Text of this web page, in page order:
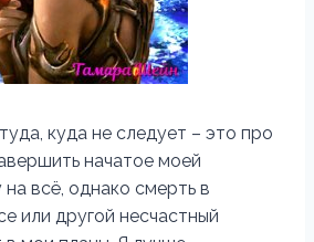
куда не следует – это про
начатое моей
всё, однако смерть в
или другой несчастный